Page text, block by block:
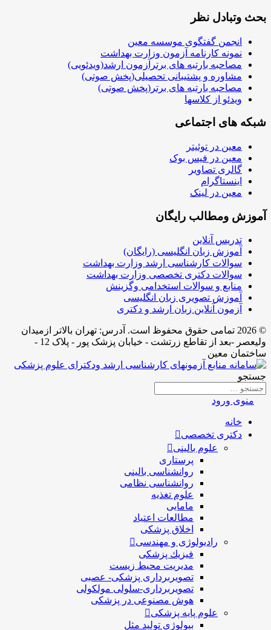
بحث وتبادل نظر
انجمن گفتگوی موسسه معین
نمونه کارنامه آزمون وزارت بهداشت
مصاحبه بارتبه های برترآزمون ارشد(ویدئویی)
مشاوره و پشتیبانی تحصیلی(پخش صوتی)
مصاحبه بارتبه های برتر(پخش صوتی)
ویدئو از کلاسها
شبکه های اجتماعی
معین در توئیتر
معین در فیس بوک
گالری تصاویر
اینستاگرام
معین در لینک
آموزش ومطالب رایگان
تدریس آنلاین
آموزش زبان انگلیسی (رایگان)
سوالات کارشناسی ارشد وزارت بهداشت
سوالات دکتری تخصصی وزارت بهداشت
منابع و سوالات استخدامی وگزینش
آموزش تصویری زبان انگلیسی
آزمون آنلاین زبان ارشد و دکتری
© 2026 تمامی حقوق محفوظ است. آدرس:‌ تهران بالاتر ازمیدان
ولیعصر -بعد از تقاطع زرتشت - خیابان پزشک پور - پلاک 12 -
ساختمان معین
جستجو
منوی ورود
خانه
دکتری تخصصی
علوم بالینی
پرستاری
روانشناسی بالینی
روانشناسی نظامی
علوم تغذیه
مامایی
مطالعات اعتیاد
اخلاق پزشکی
رادیولوژی و مهندسی
فيزيك پزشکی
مدیریت محیط زیست
تصویربرداری پزشکی- عصبی
تصویربرداری-سلولی مولکولی
هوش مصنوعی در پزشکی
علوم پایه پزشکی
بیولوژی تولید مثل